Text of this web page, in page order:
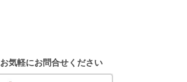
お気軽にお問合せください